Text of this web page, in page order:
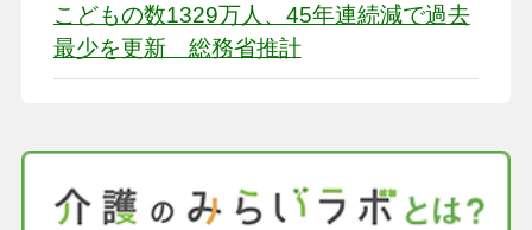
こどもの数1329万人、45年連続減で過去
最少を更新 総務省推計